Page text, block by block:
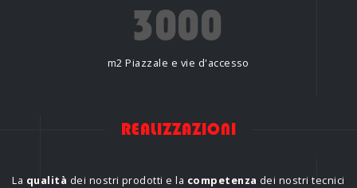
3000
m2 Piazzale e vie d'accesso
REALIZZAZIONI
La qualità dei nostri prodotti e la competenza dei nostri tecnici